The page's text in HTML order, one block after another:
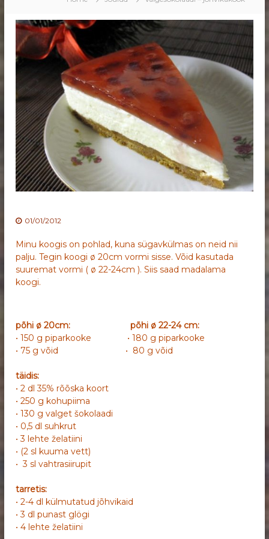
01/01/2012
Minu koogis on pohlad, kuna sügavkülmas on neid nii
palju. Tegin koogi ø 20cm vormi sisse. Võid kasutada
suuremat vormi ( ø 22-24cm ). Siis saad madalama
koogi.
põhi ø 20cm:
põhi ø 22-24 cm:
• 150 g piparkooke • 180 g piparkooke
• 75 g võid • 80 g võid
täidis:
• 2 dl 35% rõõska koort
• 250 g kohupiima
• 130 g valget šokolaadi
• 0,5 dl suhkrut
• 3 lehte želatiini
• (2 sl kuuma vett)
• 3 sl vahtrasiirupit
tarretis:
• 2-4 dl külmutatud jõhvikaid
• 3 dl punast glögi
• 4 lehte želatiini